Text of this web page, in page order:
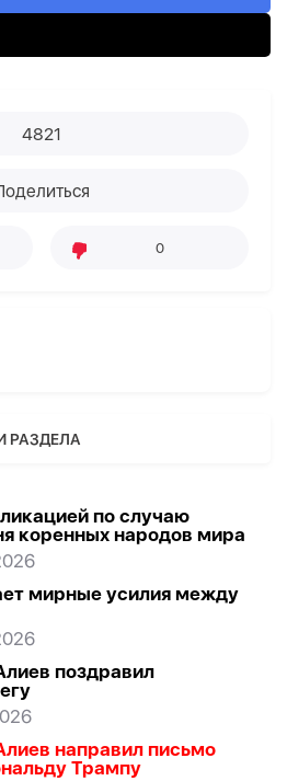
4821
0
РАЗДЕЛА
по случаю
коренных народов мира
мирные усилия между
поздравил
направил письмо
Трампу